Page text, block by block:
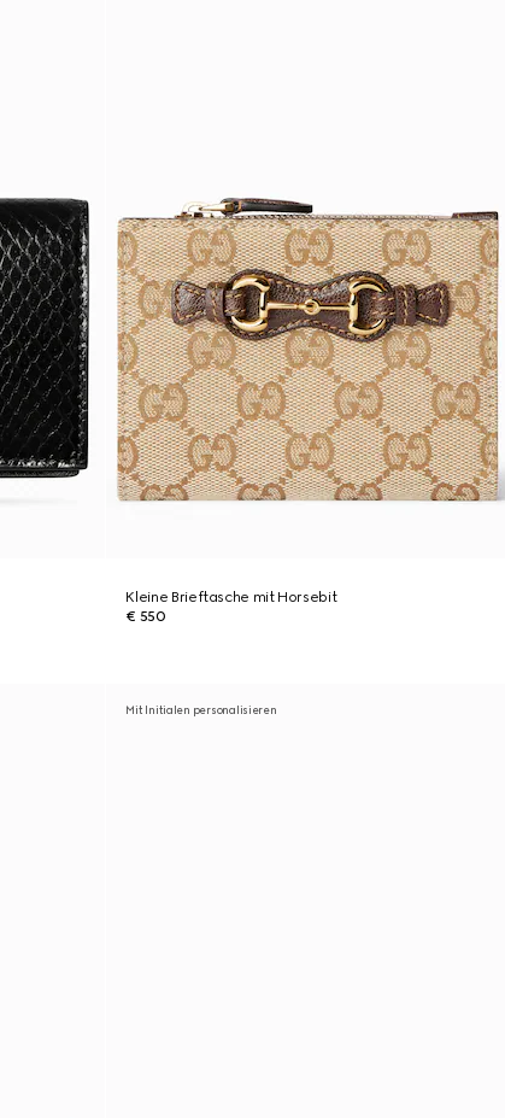
Kleine Brieftasche mit Horsebit
€ 550
Mit Initialen personalisieren